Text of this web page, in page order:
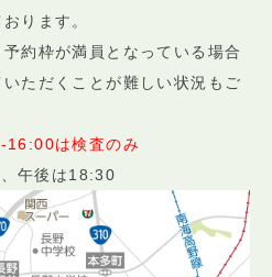
ります。
約枠が満員となっている場合
ただくことが難しい状況もご
は検査のみ
午後は18:30